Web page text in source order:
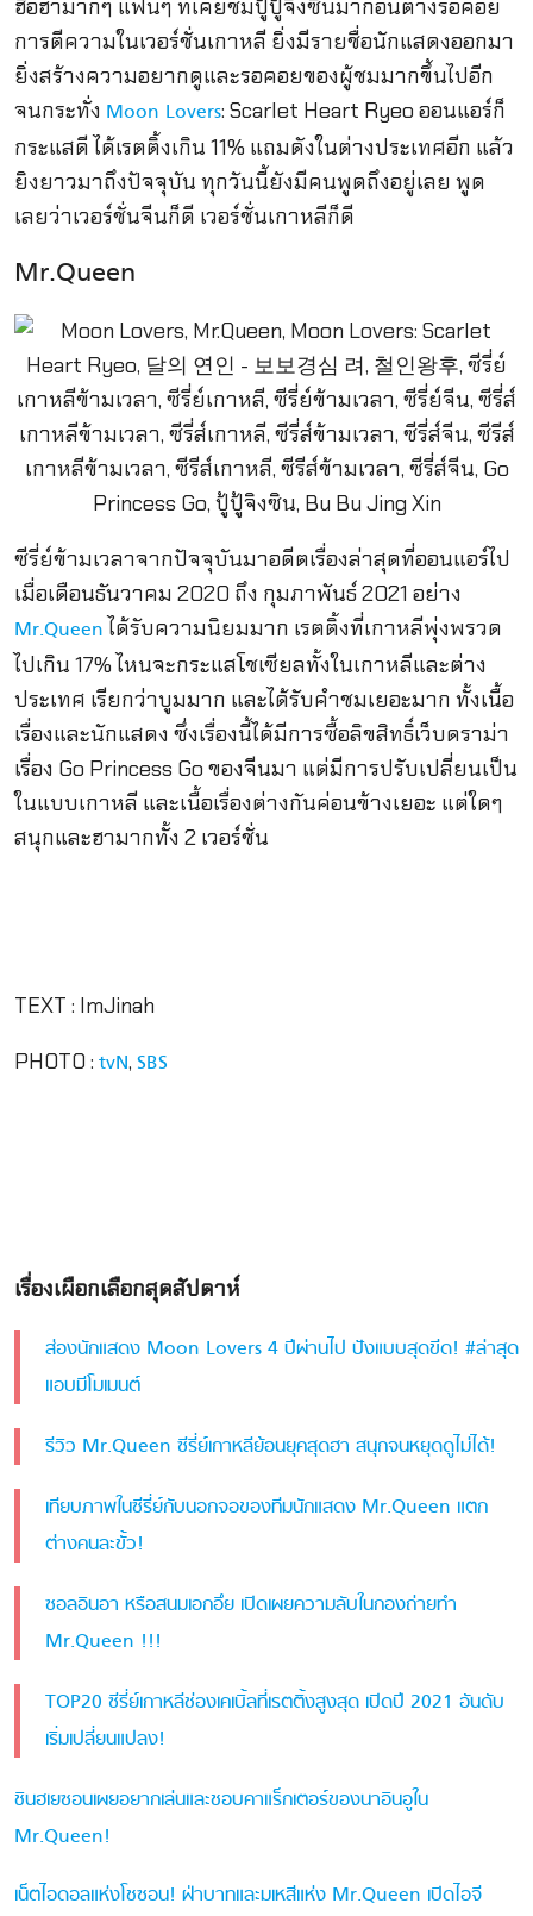
ฮือฮามากๆ แฟนๆ ที่เคยชมปู้ปู้จิงซินมาก่อนต่างรอคอย
การตีความในเวอร์ชั่นเกาหลี ยิ่งมีรายชื่อนักแสดงออกมา
ยิ่งสร้างความอยากดูและรอคอยของผู้ชมมากขึ้นไปอีก
จนกระทั่ง Moon Lovers: Scarlet Heart Ryeo ออนแอร์ก็
กระแสดี ได้เรตติ้งเกิน 11% แถมดังในต่างประเทศอีก แล้ว
ยิงยาวมาถึงปัจจุบัน ทุกวันนี้ยังมีคนพูดถึงอยู่เลย พูด
เลยว่าเวอร์ชั่นจีนก็ดี เวอร์ชั่นเกาหลีก็ดี
Mr.Queen
ซีรี่ย์ข้ามเวลาจากปัจจุบันมาอดีตเรื่องล่าสุดที่ออนแอร์ไป
เมื่อเดือนธันวาคม 2020 ถึง กุมภาพันธ์ 2021 อย่าง
Mr.Queen ได้รับความนิยมมาก เรตติ้งที่เกาหลีพุ่งพรวด
ไปเกิน 17% ไหนจะกระแสโชเซียลทั้งในเกาหลีและต่าง
ประเทศ เรียกว่าบูมมาก และได้รับคำชมเยอะมาก ทั้งเนื้อ
เรื่องและนักแสดง ซึ่งเรื่องนี้ได้มีการซื้อลิขสิทธิ์เว็บดราม่า
เรื่อง Go Princess Go ของจีนมา แต่มีการปรับเปลี่ยนเป็น
ในแบบเกาหลี และเนื้อเรื่องต่างกันค่อนข้างเยอะ แต่ใดๆ
สนุกและฮามากทั้ง 2 เวอร์ชั่น
TEXT : ImJinah
PHOTO : tvN, SBS
เรื่องเผือกเลือกสุดสัปดาห์
ส่องนักแสดง Moon Lovers 4 ปีผ่านไป ปังแบบสุดขีด! #ล่าสุด
แอบมีโมเมนต์
รีวิว Mr.Queen ซีรี่ย์เกาหลีย้อนยุคสุดฮา สนุกจนหยุดดูไม่ได้!
เทียบภาพในซีรี่ย์กับนอกจอของทีมนักแสดง Mr.Queen แตก
ต่างคนละขั้ว!
ซอลอินอา หรือสนมเอกอึย เปิดเผยความลับในกองถ่ายทำ
Mr.Queen !!!
TOP20 ซีรี่ย์เกาหลีช่องเคเบิ้ลที่เรตติ้งสูงสุด เปิดปี 2021 อันดับ
เริ่มเปลี่ยนแปลง!
ชินฮเยซอนเผยอยากเล่นและชอบคาแร็กเตอร์ของนาอินอูใน
Mr.Queen!
เน็ตไอดอลแห่งโชซอน! ฝ่าบาทและมเหสีแห่ง Mr.Queen เปิดไอจี